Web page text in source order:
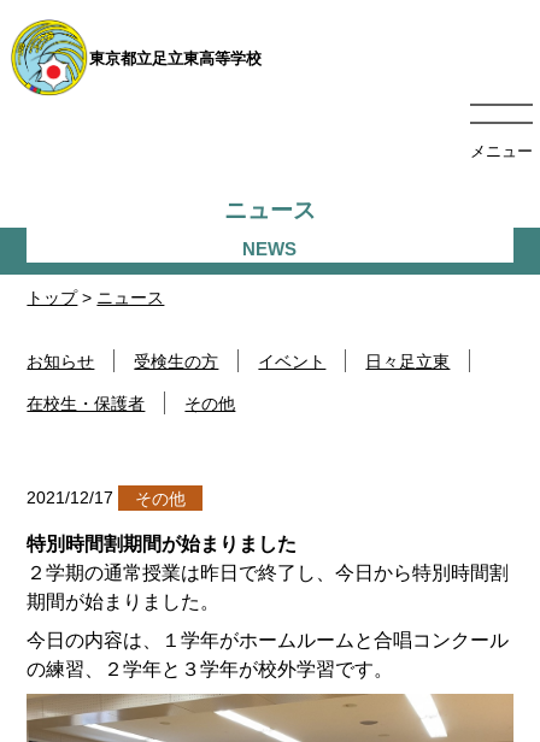
東京都立足立東高等学校
メニュー
トップ> ニュース
ニュース
お知らせ 受検生の方 イベント 日々足立東
在校生・保護者 その他
2021/12/17 その他
特別時間割期間が始まりました
２学期の通常授業は昨日で終了し、今日から特別時間割
期間が始まりました。
今日の内容は、１学年がホームルームと合唱コンクール
の練習、２学年と３学年が校外学習です。